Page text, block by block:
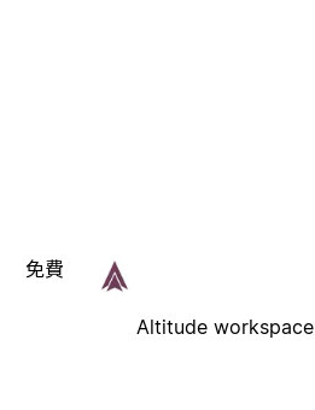
免費
Altitude workspace